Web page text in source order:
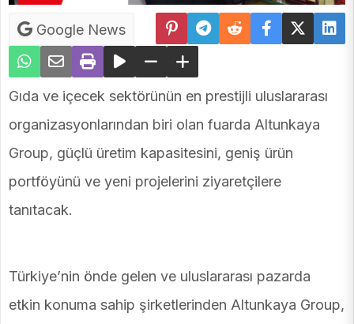
Google News
Gıda ve içecek sektörünün en prestijli uluslararası
organizasyonlarından biri olan fuarda Altunkaya
Group, güçlü üretim kapasitesini, geniş ürün
portföyünü ve yeni projelerini ziyaretçilere
tanıtacak.
Türkiye’nin önde gelen ve uluslararası pazarda
etkin konuma sahip şirketlerinden Altunkaya Group,